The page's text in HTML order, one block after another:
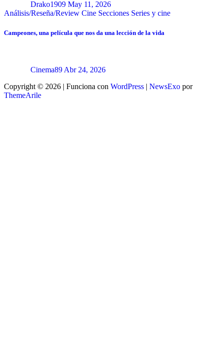
Drako1909 May 11, 2026
Análisis/Reseña/Review Cine Secciones Series y cine
Campeones, una película que nos da una lección de la vida
Cinema89 Abr 24, 2026
Copyright © 2026 | Funciona con WordPress | NewsExo por
ThemeArile